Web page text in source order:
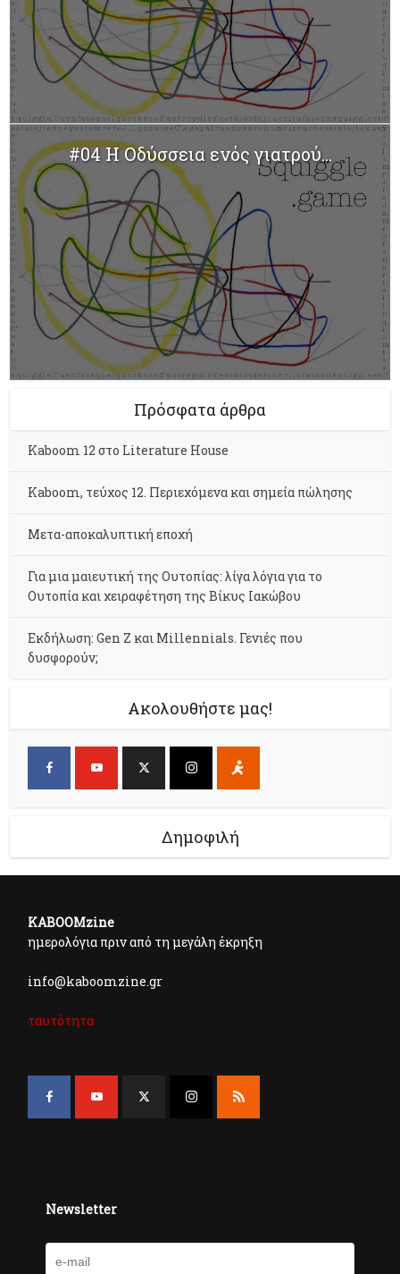
#04 Η Οδύσσεια ενός γιατρού...
Πρόσφατα άρθρα
Kaboom 12 στο Literature House
Kaboom, τεύχος 12. Περιεχόμενα και σημεία πώλησης
Μετα-αποκαλυπτική εποχή
Για μια μαιευτική της Ουτοπίας: λίγα λόγια για το
Ουτοπία και χειραφέτηση της Βίκυς Ιακώβου
Εκδήλωση: Gen Z και Millennials. Γενιές που
δυσφορούν;
Ακολουθήστε μας!
Δημοφιλή
KABOOMzine
ημερολόγια πριν από τη μεγάλη έκρηξη
info@kaboomzine.gr
ταυτότητα
Newsletter